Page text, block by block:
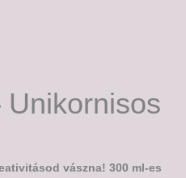
Unikornisos
vászna! 300 ml-es